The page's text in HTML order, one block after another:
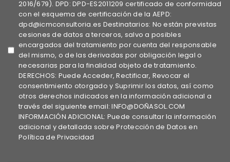
2016/679). DPD: DPD-ES2011209 certificado de conformidad
con el esquema de certificación de la AEPD:
dpd@icmconsultoria.es Destinatarios: No están previstas
cesiones de datos a terceros, salvo a posibles
encargados del tratamiento por cuenta del responsable
del mismo, o de las derivadas por obligación legal o
necesarias para la finalidad objeto de tratamiento.
DERECHOS: Puede Acceder, Rectificar, Revocar el
consentimiento otorgado y Suprimir los datos, así como
otros derechos indicados en la información adicional a
través del siguiente email: INFO@DOÑASOL.COM
INFORMACIÓN ADICIONAL: Puede consultar la información
adicional y detallada sobre Protección de Datos en
Política de Privacidad